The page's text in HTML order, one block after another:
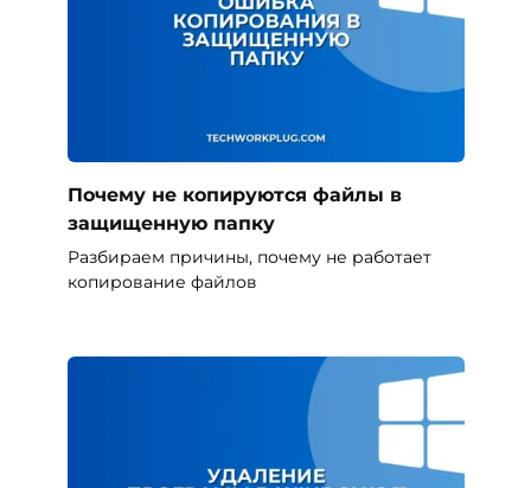
Почему не копируются файлы в
защищенную папку
Разбираем причины, почему не работает
копирование файлов